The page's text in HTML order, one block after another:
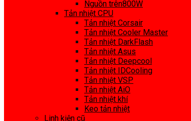
Nguồn trên800W
Tản nhiệt CPU
Tản nhiệt Corsair
Tản nhiệt Cooler Master
Tản nhiệt DarkFlash
Tản nhiệt Asus
Tản nhiệt Deepcool
Tản nhiệt IDCooling
Tản nhiệt VSP
Tản nhiệt AiO
Tản nhiệt khí
Keo tản nhiệt
Linh kiện cũ